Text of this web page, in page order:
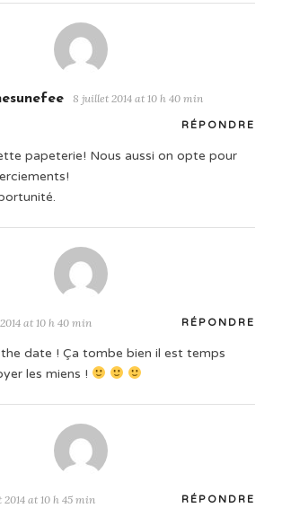
8 juillet 2014 at 10 h 40 min
RÉPONDRE
papeterie! Nous aussi on opte pour
at 10 h 40 min RÉPONDRE
the date ! Ça tombe bien il est temps
les miens !
at 10 h 45 min RÉPONDRE